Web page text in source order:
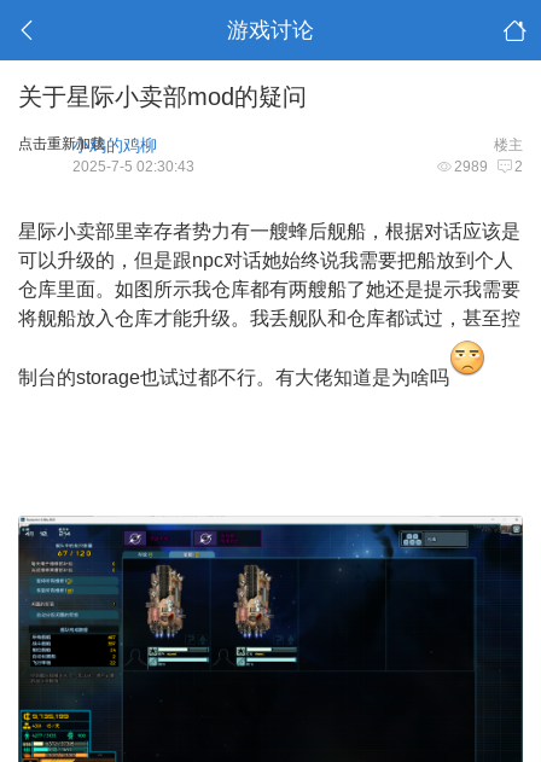
游戏讨论
关于星际小卖部mod的疑问
点击重新加载 楼主
小鸡的鸡柳
2989 2
2025-7-5 02:30:43
星际小卖部里幸存者势力有一艘蜂后舰船，根据对话应该是
可以升级的，但是跟npc对话她始终说我需要把船放到个人
仓库里面。如图所示我仓库都有两艘船了她还是提示我需要
将舰船放入仓库才能升级。我丢舰队和仓库都试过，甚至控
制台的storage也试过都不行。有大佬知道是为啥吗